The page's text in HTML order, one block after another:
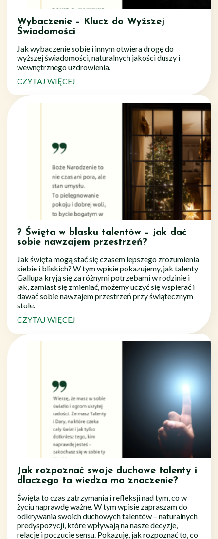
Wybaczenie – Klucz do Wyższej
Świadomości
Jak wybaczenie sobie i innym otwiera drogę do
wyższej świadomości, naturalnych jakości duszy i
wewnętrznego uzdrowienia.
CZYTAJ WIĘCEJ
? Święta w blasku talentów – jak dać
sobie nawzajem przestrzeń?
Jak święta mogą stać się czasem lepszego zrozumienia
siebie i bliskich? W tym wpisie pokazujemy, jak talenty
Gallupa kryją się za różnymi potrzebami w rodzinie i
jak, zamiast się zmieniać, możemy uczyć się wspierać i
dawać sobie nawzajem przestrzeń przy świątecznym
stole.
CZYTAJ WIĘCEJ
Jak rozpoznać swoje duchowe talenty i
dlaczego ta wiedza ma znaczenie?
Święta to czas zatrzymania i refleksji nad tym, co w
życiu naprawdę ważne. W tym wpisie zapraszam do
odkrywania swoich duchowych talentów – naturalnych
predyspozycji, które wpływają na nasze decyzje,
relacje i poczucie sensu. Pokazuję, jak rozpoznać to, co